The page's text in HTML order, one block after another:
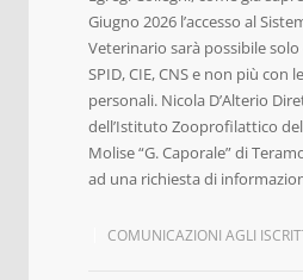
Giugno 2026 l’accesso al
Veterinario sarà possibile
SPID, CIE, CNS e non più con
personali. Nicola D’Alterio
dell’Istituto Zooprofilattico
Molise “G. Caporale” di
ad una richiesta di
COMUNICAZIONI AGLI